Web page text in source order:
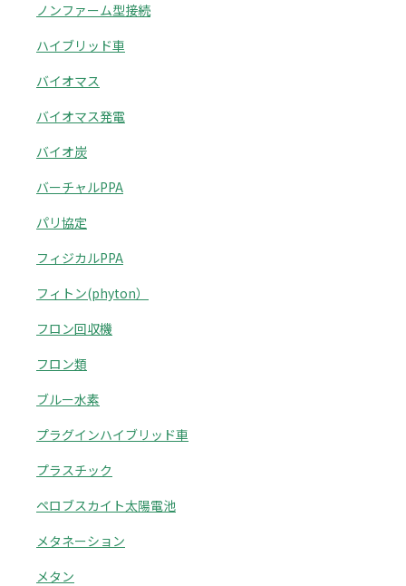
ノンファーム型接続
ハイブリッド車
バイオマス
バイオマス発電
バイオ炭
バーチャルPPA
パリ協定
フィジカルPPA
フィトン(phyton）
フロン回収機
フロン類
ブルー水素
プラグインハイブリッド車
プラスチック
ペロブスカイト太陽電池
メタネーション
メタン